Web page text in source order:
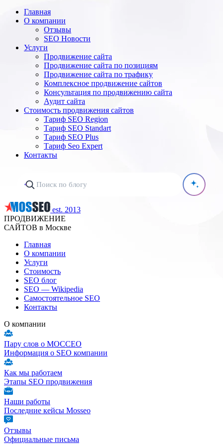
Главная
О компании
Отзывы
SEO Новости
Услуги
Продвижение сайта
Продвижение сайта по позициям
Продвижение сайта по трафику
Комплексное продвижение сайтов
Консультация по продвижению сайта
Аудит сайта
Стоимость продвижения сайтов
Тариф SEO Region
Тариф SEO Standart
Тариф SEO Plus
Тариф Seo Expert
Контакты
est. 2013
ПРОДВИЖЕНИЕ
САЙТОВ в Москве
Главная
О компании
Услуги
Стоимость
SEO блог
SEO — Wikipedia
Самостоятельное SEO
Контакты
О компании
Пару слов о МОССЕО
Информация о SEO компании
Как мы работаем
Этапы SEO продвижения
Наши работы
Последние кейсы Mosseo
Отзывы
Официальные письма